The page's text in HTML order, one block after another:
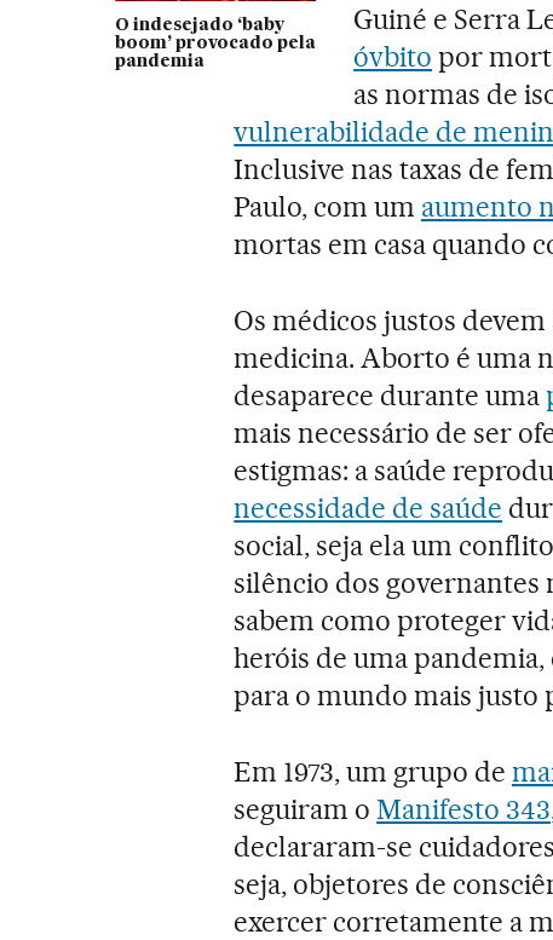
O indesejado ‘baby
boom’ provocado pela
pandemia
Guiné e Serra
óvbito por
as normas de
vulnerabilidade de
Inclusive nas taxas de
Paulo, com um aumento
mortas em casa quando
Os médicos justos
medicina. Aborto é uma
desaparece durante uma
mais necessário de ser
estigmas: a saúde
necessidade de saúde
social, seja ela um
silêncio dos governantes
sabem como proteger
heróis de uma
para o mundo mais justo
Em 1973, um grupo de
seguiram oManifesto 343
declararam-se
seja, objetores de
exercer corretamente a